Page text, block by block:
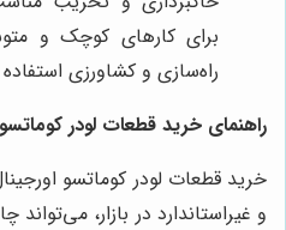
برای کارهای کوچک و
راه‌سازی و کشاورزی
راهنمای خرید قطعات لودر
خرید قطعات لودر کوماتسو
و غیراستاندارد در بازار،